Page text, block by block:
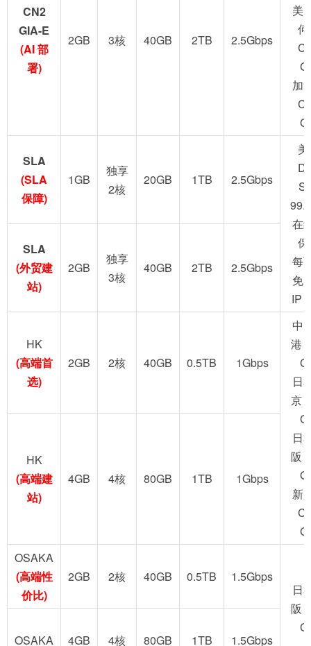
美
加
CN2
GIA-E
(AI 部
署)
2GB 3核 40GB 2TB 2.5Gbps
SLA
(SLA
保障)
1GB
独享
2核
20GB 1TB 2.5Gbps
在
每
免
IP
SLA
(外贸建
站)
2GB
独享
3核
40GB 2TB 2.5Gbps
HK
(高端首
选)
2GB 2核 40GB 0.5TB 1Gbps
中
港
日
京
日
阪
新
HK
(高端建
站)
4GB 4核 80GB 1TB 1Gbps
OSAKA
(高端性
价比)
2GB 2核 40GB 0.5TB
1.5Gbps
日
阪
OSAKA
4GB 4核 80GB 1TB 1.5Gbps